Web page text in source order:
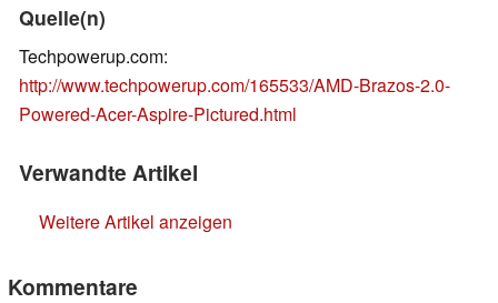
Quelle(n)
Techpowerup.com:
http://www.techpowerup.com/165533/AMD-Brazos-2.0-
Powered-Acer-Aspire-Pictured.html
Verwandte Artikel
Weitere Artikel anzeigen
Kommentare